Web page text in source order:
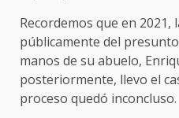
Recordemos que en 2021,
públicamente del
manos de su abuelo,
posteriormente, llevo el
proceso quedó inconcluso.